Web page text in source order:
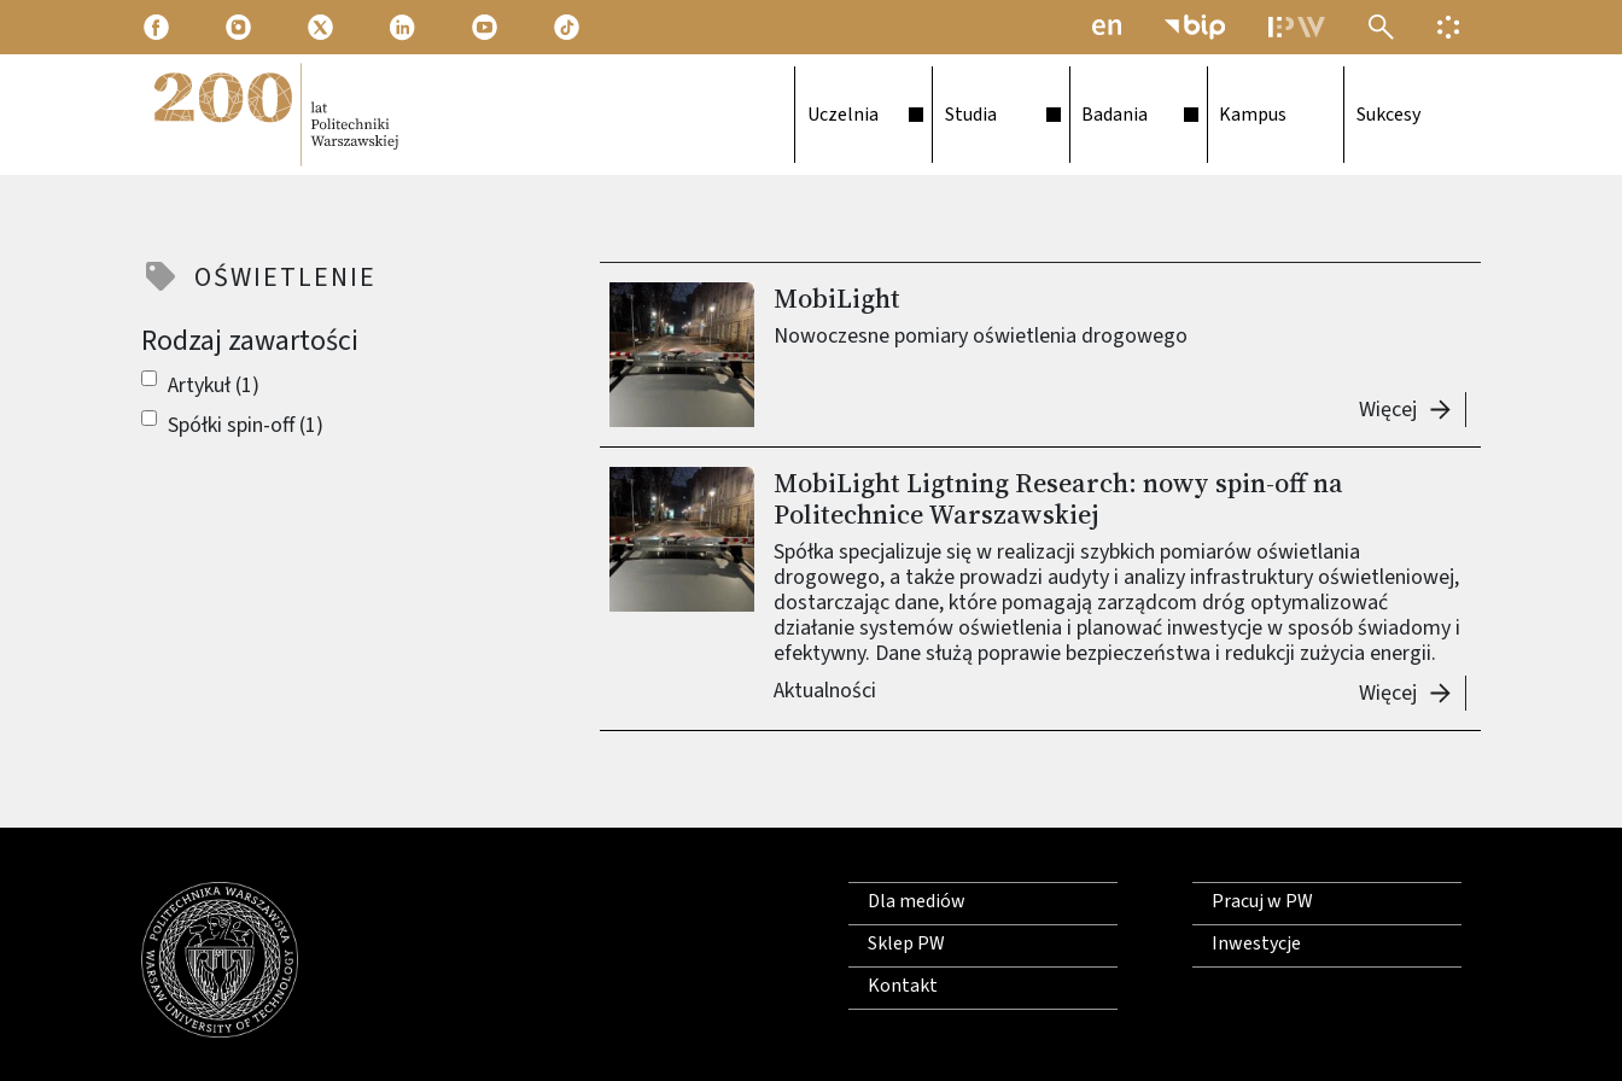
Przejdź do treści
MENU ELEKTRONICZNEJINFORMACJA O
Uczelnia Studia Badania Kampus Sukcesy
OŚWIETLENIE
Rodzaj zawartości
Artykuł (1)
Spółki spin-off (1)
Obraz (old) MobiLight
Nowoczesne pomiary oświetlenia drogowego
Więcej Nowoczesne
Obraz (old)
MobiLight Ligtning Research: nowy spin-off na
Politechnice Warszawskiej
Spółka specjalizuje się w realizacji szybkich pomiarów oświetlania
drogowego, a także prowadzi audyty i analizy infrastruktury oświetleniowej,
dostarczając dane, które pomagają zarządcom dróg optymalizować
działanie systemów oświetlenia i planować inwestycje w sposób świadomy i
efektywny. Dane służą poprawie bezpieczeństwa i redukcji zużycia energii.
Aktualności
Więcej MobiLight Ligtning
Dla mediów
Sklep PW
Kontakt
Pracuj w PW
Inwestycje